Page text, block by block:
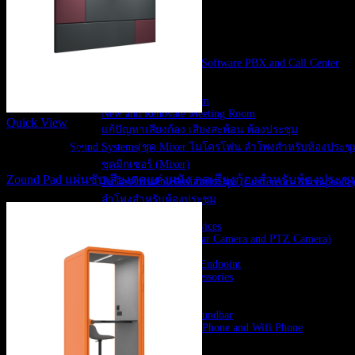
Video Wall LED
IP-PBX Solutions
IP-PBX, Cloud PBX, Software PBX and Call Center
Booking Meeting Room
New and Renovate Meeting Room
แก้ปัญหาเสียงก้อง เสียงสะท้อน ห้องประชุม
Sound Systems(ชุด Mixer ไมโครโฟน ลำโพงสำหรับห้องประชุ
ชุดมิกเซอร์ (Mixer)
ไมโครโฟนสำหรับห้องประชุม (Conference Microphone)
ลำโพงสำหรับห้องประชุม
MS Teams Rooms Devices
USB Camera (Soundbar Camera and PTZ Camera)
WebCam
H.323 and SIP Video Endpoint
Video Conference accessories
Voice accessories
Headset
Speakerphones and Soundbar
IP Phone, Conference Phone and Wifi Phone
Wireless Present
Quick View
Meeting Rooms
Zound Pad แผ่นซับเสียงตกแต่งผนัง ลดเสียงก้องสำหรับห้องประ